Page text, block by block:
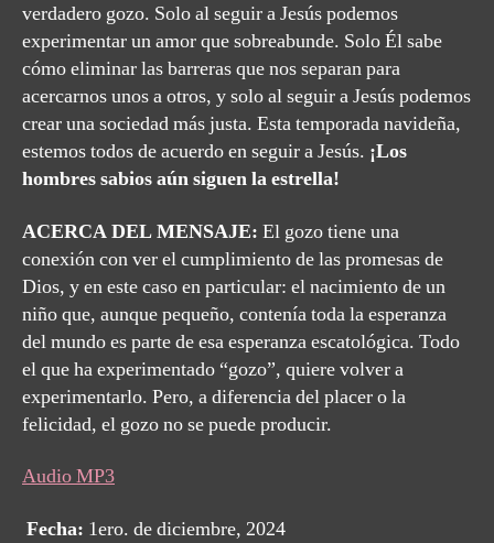
verdadero gozo. Solo al seguir a Jesús podemos
experimentar un amor que sobreabunde. Solo Él sabe
cómo eliminar las barreras que nos separan para
acercarnos unos a otros, y solo al seguir a Jesús podemos
crear una sociedad más justa. Esta temporada navideña,
estemos todos de acuerdo en seguir a Jesús. ¡Los
hombres sabios aún siguen la estrella!
ACERCA DEL MENSAJE: El gozo tiene una
conexión con ver el cumplimiento de las promesas de
Dios, y en este caso en particular: el nacimiento de un
niño que, aunque pequeño, contenía toda la esperanza
del mundo es parte de esa esperanza escatológica. Todo
el que ha experimentado “gozo”, quiere volver a
experimentarlo. Pero, a diferencia del placer o la
felicidad, el gozo no se puede producir.
Audio MP3
Fecha: 1ero. de diciembre, 2024